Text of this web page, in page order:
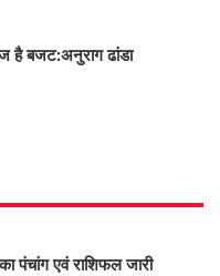
है बजट:अनुराग ढांडा
पंचांग एवं राशिफल जारी